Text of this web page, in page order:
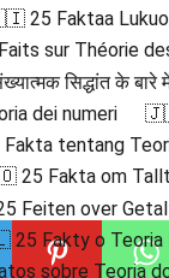
25 Faktaa
sur Théorie
सिद्धांत के बारे
dei numeri
tentang
25 Fakta om
Feiten over
Fakty o Teoria
sobre Teoria